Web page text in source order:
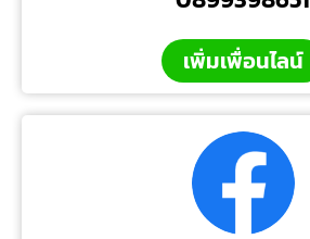
เพิ่มเพื่อนไลน์